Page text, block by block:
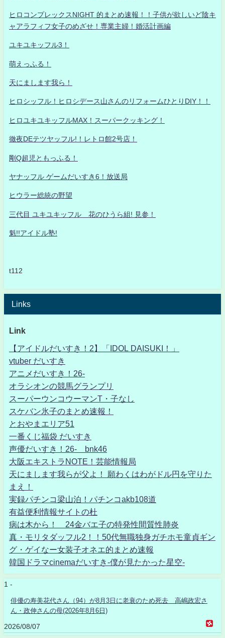
ヒロコンプレックスNIGHT 的まとめ速報！！子供が欲しいど陰キ
ャアラフィフ女子のめざせ！専業主婦！婚活計画編
ユキユキッフル3！
萌えっふる！
天にまします我ら！
ヒロシッフル！ヒロシデース山さんのリフォームひとりDIY！！
ヒロユキユキッフルMAX！スーパークッキング！
徹夜DEテツヤッフル!！レトロ館2号店！
剛Q超児ともっふる！
ヤナッフル ゲームだいすき6！放送局
ヒウラー総統の野望
三代目 ユキユキッフル 花のひうら組! 見参！
魁!!アイドル塾!
t112
Links
Link
【アイドルだいすき！2】「IDOL DAISUKI！」
vtuber だいすき
アニメだいすき！26-
オラシオンの競馬グランプリ
スーパーウンコウーマンT・子なし
スケバン氷子のまとめ速報！
とおやまエリア51
一番くじ福袋 だいすき
声優だいすき！26- bnk46
大阪エキストラNOTE！芸能情報局
天にまします我らが父よ！ 願わくはわがドル円を守りた
まえ！
実録パチンコ梁山泊！パチンコakb108道
有益便利情報サイトの杜
病は木から！ 24金バエ子の特発性間質性肺炎
真・モリタダッフル2！！50代無職独身ガチホモ童貞ギン
グ・ゲイなー女装子オネエ的まとめ速報
韓国ドラマcinemaだいすき-僕が見たかった星空-
1 -
俳優の寿美花代さん（94）が8月3日に老衰のため死去 高嶋政宏さ
ん・政伸さんの母(2026年8月6日)
2026/08/07